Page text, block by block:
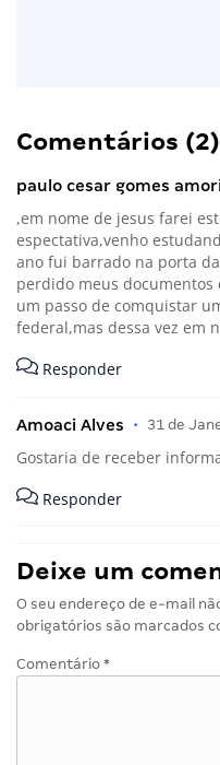
Comentários (2)
paulo cesar gomes
,em nome de jesus farei
espectativa,venho
ano fui barrado na porta
perdido meus documentos
um passo de comquistar
federal,mas dessa vez em
Responder
Amoaci Alves • 31 de
Gostaria de receber
Responder
Deixe um
O seu endereço de e-mail
obrigatórios são marcados
Comentário *